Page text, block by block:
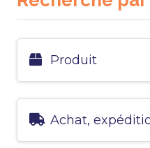
Produit
Achat,